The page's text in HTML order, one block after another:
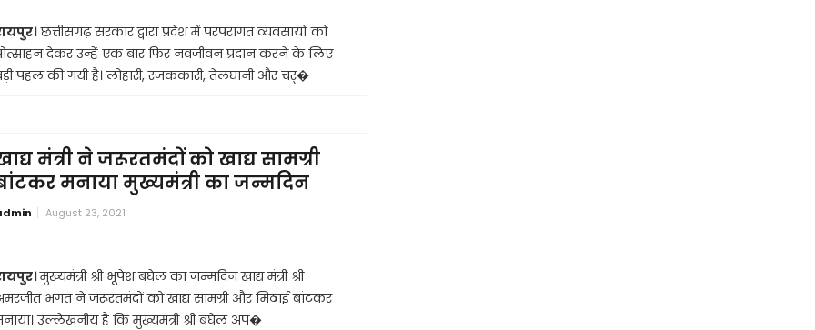
छत्तीसगढ़ सरकार द्वारा प्रदेश में परंपरागत व्यवसायों को
देकर उन्हें एक बार फिर नवजीवन प्रदान करने के लिए
पहल की गयी है। लोहारी, रजककारी, तेलघानी और चर्�
मंत्री ने जरूरतमंदों को खाद्य सामग्री
मनाया मुख्यमंत्री का जन्मदिन
August 23, 2021
मुख्यमंत्री श्री भूपेश बघेल का जन्मदिन खाद्य मंत्री श्री
भगत ने जरूरतमंदों को खाद्य सामग्री और मिठाई बांटकर
उल्लेखनीय है कि मुख्यमंत्री श्री बघेल अप�